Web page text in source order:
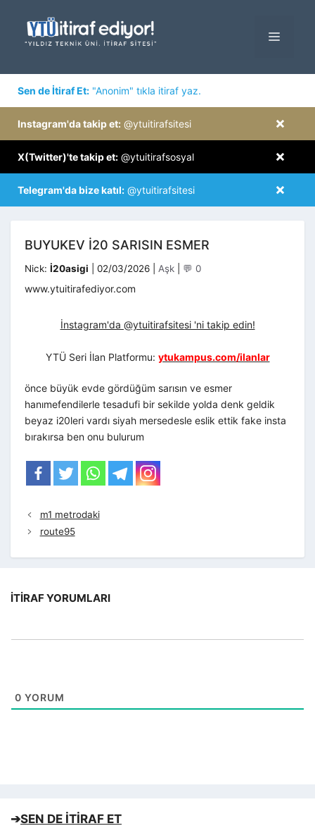
MENÜ
Sen de İtiraf Et: "Anonim" tıkla itiraf yaz.
×
Instagram'da takip et: @ytuitirafsitesi
×
X(Twitter)'te takip et: @ytuitirafsosyal
×
Telegram'da bize katıl: @ytuitirafsitesi
BUYUKEV I20 SARISIN ESMER
Nick: İ20asigi 02/03/2026 Kategoriler
Aşk 💬 0
www.ytuitirafediyor.com
İnstagram'da @ytuitirafsitesi 'ni takip edin!
YTÜ Seri İlan Platformu: ytukampus.com/ilanlar
önce büyük evde gördüğüm sarısın ve esmer
hanımefendilerle tesadufi bir sekilde yolda denk geldik
beyaz i20leri vardı siyah mersedesle eslik ettik fake insta
bırakırsa ben onu bulurum
m1 metrodaki
route95
İTIRAF YORUMLARI
0 YORUM
➔SEN DE İTİRAF ET